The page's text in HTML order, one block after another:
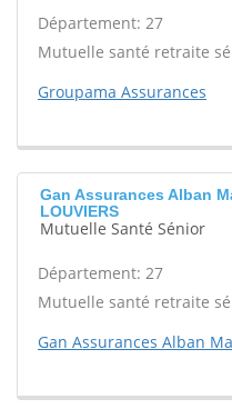
Département: 27
Mutuelle santé retraite
Groupama Assurances
Gan Assurances Alban
LOUVIERS
Mutuelle Santé Sénior
Département: 27
Mutuelle santé retraite
Gan Assurances Alban